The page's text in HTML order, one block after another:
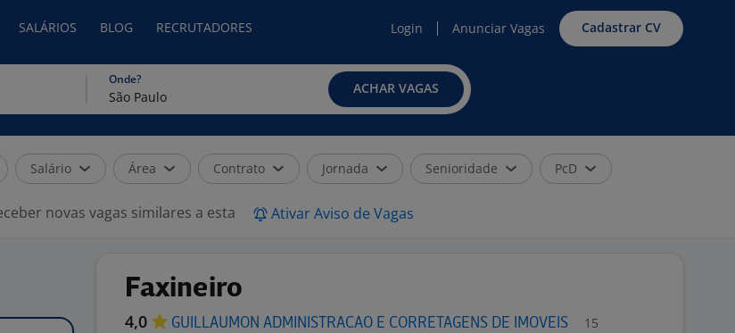
SALÁRIOS BLOG RECRUTADORES Login Anunciar Vagas Cadastrar CV
Onde?
ACHAR VAGAS
Salário Área Contrato Jornada Senioridade PcD
novas vagas similares a esta Ativar Aviso de Vagas
Faxineiro
4,0
GUILLAUMON ADMINISTRACAO E CORRETAGENS DE IMOVEIS
15